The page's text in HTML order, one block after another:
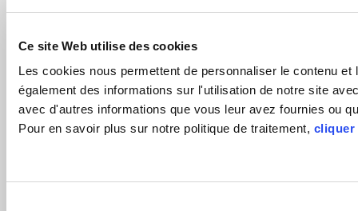
Ce site Web utilise des cookies
Les cookies nous permettent de personnaliser le contenu
également des informations sur l'utilisation de notre site
avec d'autres informations que vous leur avez fournies ou
Pour en savoir plus sur notre politique de traitement, cliquer